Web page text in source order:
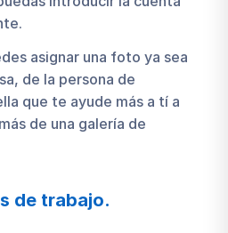
asignar una foto ya sea
de la persona de
que te ayude más a tí a
de una galería de
de trabajo.